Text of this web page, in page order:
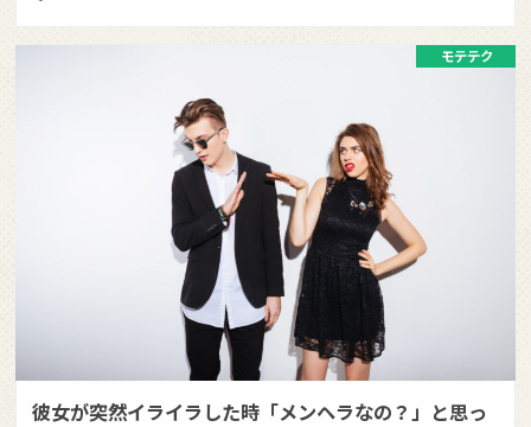
モテテク
彼女が突然イライラした時「メンヘラなの？」と思っ